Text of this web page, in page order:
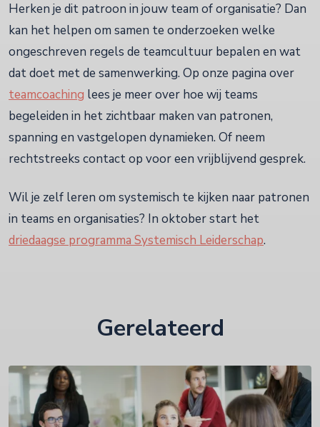
Herken je dit patroon in jouw team of organisatie? Dan
kan het helpen om samen te onderzoeken welke
ongeschreven regels de teamcultuur bepalen en wat
dat doet met de samenwerking. Op onze pagina over
teamcoaching lees je meer over hoe wij teams
begeleiden in het zichtbaar maken van patronen,
spanning en vastgelopen dynamieken. Of neem
rechtstreeks contact op voor een vrijblijvend gesprek.
Wil je zelf leren om systemisch te kijken naar patronen
in teams en organisaties? In oktober start het
driedaagse programma Systemisch Leiderschap.
Gerelateerd